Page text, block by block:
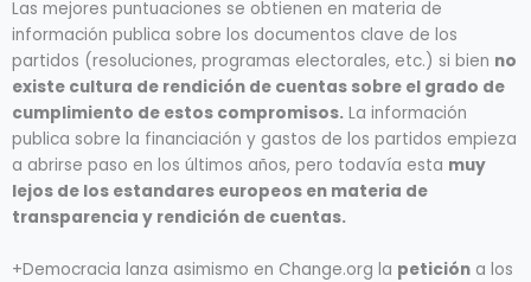
Las mejores puntuaciones se obtienen en materia de
información publica sobre los documentos clave de los
partidos (resoluciones, programas electorales, etc.) si bien no
existe cultura de rendición de cuentas sobre el grado de
cumplimiento de estos compromisos. La información
publica sobre la financiación y gastos de los partidos empieza
a abrirse paso en los últimos años, pero todavía esta muy
lejos de los estandares europeos en materia de
transparencia y rendición de cuentas.
+Democracia lanza asimismo en Change.org la petición a los